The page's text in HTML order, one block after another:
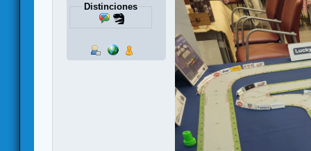
Distinciones